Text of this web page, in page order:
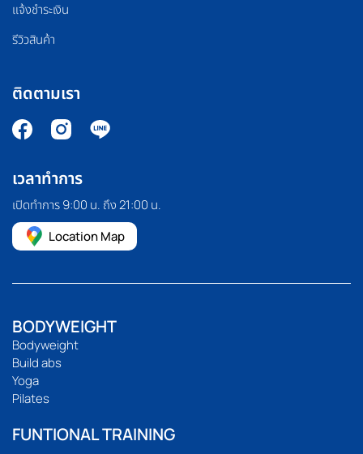
แจ้งชำระเงิน
รีวิวสินค้า
ติดตามเรา
เวลาทำการ
เปิดทำการ 9:00 น. ถึง 21:00 น.
Location Map
BODYWEIGHT
Bodyweight
Build abs
Yoga
Pilates
FUNTIONAL TRAINING